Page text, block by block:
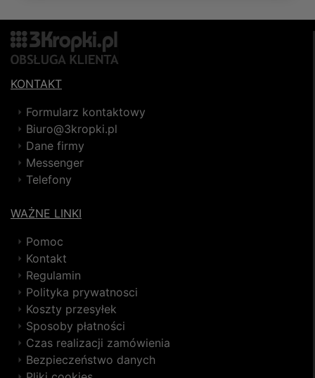
KONTAKT
Formularz kontaktowy
Biuro@3kropki.pl
Dane firmy
Messenger
Telefony
WAŻNE LINKI
Pomoc
Kontakt
Regulamin
Polityka prywatnosci
Koszty przesyłek
Sposoby płatności
Czas realizacji zamówienia
Bezpieczeństwo danych